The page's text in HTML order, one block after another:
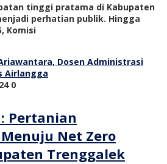
tinggi pratama di Kabupaten
perhatian publik. Hingga
Komisi
0
Pertanian
Net Zero
Trenggalek